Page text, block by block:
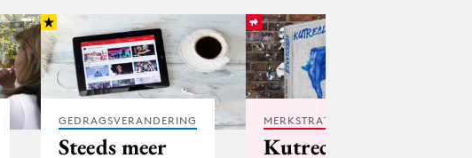
GEDRAGSVERANDERING
Steeds meer
MERKSTRATEGIE
Kutreclames